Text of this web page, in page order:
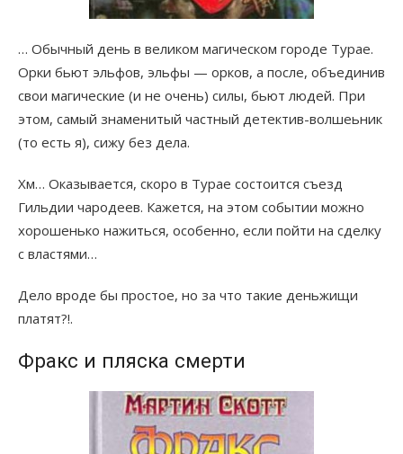
… Обычный день в великом магическом городе Турае.
Орки бьют эльфов, эльфы — орков, а после, объединив
свои магические (и не очень) силы, бьют людей. При
этом, самый знаменитый частный детектив-волшеьник
(то есть я), сижу без дела.
Хм… Оказывается, скоро в Турае состоится съезд
Гильдии чародеев. Кажется, на этом событии можно
хорошенько нажиться, особенно, если пойти на сделку
с властями…
Дело вроде бы простое, но за что такие деньжищи
платят?!.
Фракс и пляска смерти